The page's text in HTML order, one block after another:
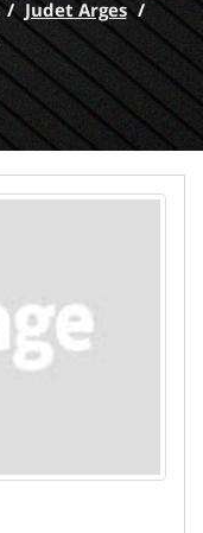
/ Judet Arges /